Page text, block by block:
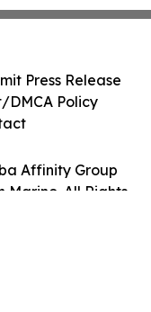
Affinity Group
Marino. All Rights
Press Release
DMCA Policy